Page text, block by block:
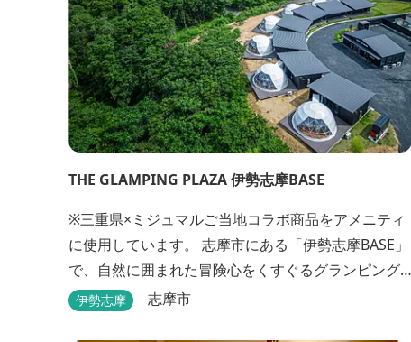
THE GLAMPING PLAZA 伊勢志摩BASE
※三重県×ミジュマルご当地コラボ商品をアメニティ
に使用しています。 志摩市にある「伊勢志摩BASE」
で、自然に囲まれた冒険心をくすぐるグランピング
はいかがですか？7棟あるドーム型テントでの宿泊や
伊勢志摩 志摩市